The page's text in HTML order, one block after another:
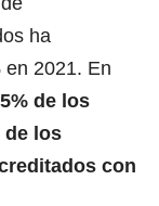
ha
2021. En
de los
de los
con